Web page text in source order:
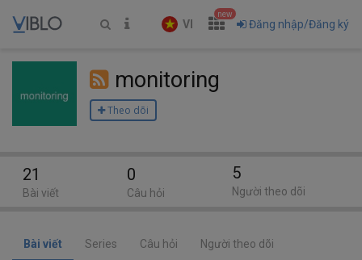
VI
new
Đăng nhập/Đăng ký
monitoring
Theo dõi
Bài viết Series Câu hỏi Người theo dõi
21
Bài viết
0
Câu hỏi
5
Người theo dõi